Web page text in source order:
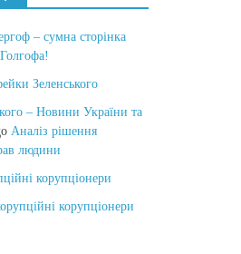
– сумна сторінка
Зеленського
– Новини України та
Аналіз рішення
людини
корупціонери
корупціонери